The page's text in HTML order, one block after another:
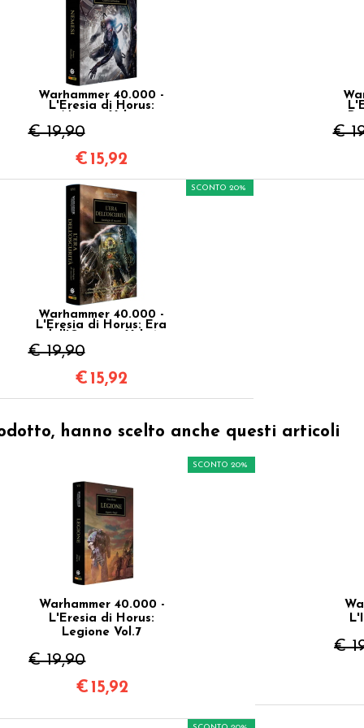
Warhammer 40.000 -
L'Eresia di Horus:
€ 19,90
€ 15,92
€
Warhammer 40.000 -
L'Eresia di Horus: Era
€ 19,90
SCONTO 20%
€ 15,92
hanno scelto anche questi articoli
Warhammer 40.000 -
L'Eresia di Horus:
Legione Vol.7
€ 19,90
SCONTO 20%
€ 15,92
€